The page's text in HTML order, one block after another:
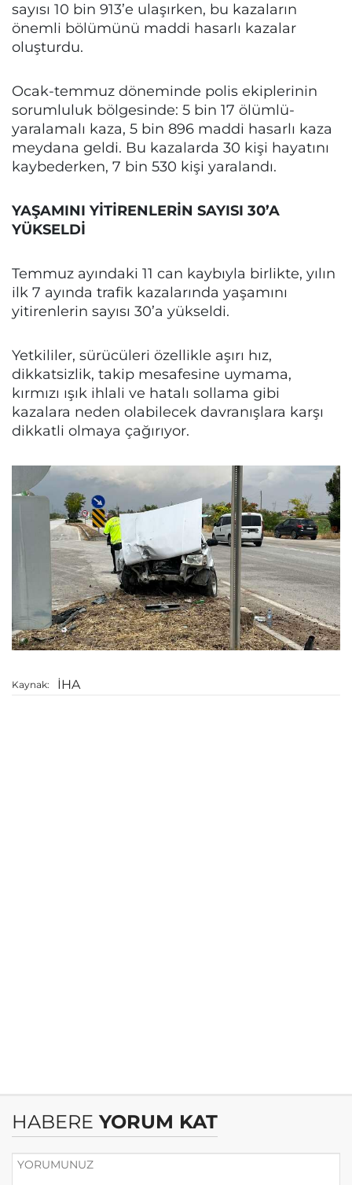
sayısı 10 bin 913’e ulaşırken, bu kazaların
önemli bölümünü maddi hasarlı kazalar
oluşturdu.
Ocak-temmuz döneminde polis ekiplerinin
sorumluluk bölgesinde: 5 bin 17 ölümlü-
yaralamalı kaza, 5 bin 896 maddi hasarlı kaza
meydana geldi. Bu kazalarda 30 kişi hayatını
kaybederken, 7 bin 530 kişi yaralandı.
YAŞAMINI YİTİRENLERİN SAYISI 30’A
YÜKSELDİ
Temmuz ayındaki 11 can kaybıyla birlikte, yılın
ilk 7 ayında trafik kazalarında yaşamını
yitirenlerin sayısı 30’a yükseldi.
Yetkililer, sürücüleri özellikle aşırı hız,
dikkatsizlik, takip mesafesine uymama,
kırmızı ışık ihlali ve hatalı sollama gibi
kazalara neden olabilecek davranışlara karşı
dikkatli olmaya çağırıyor.
Kaynak: İHA
HABERE YORUM KAT